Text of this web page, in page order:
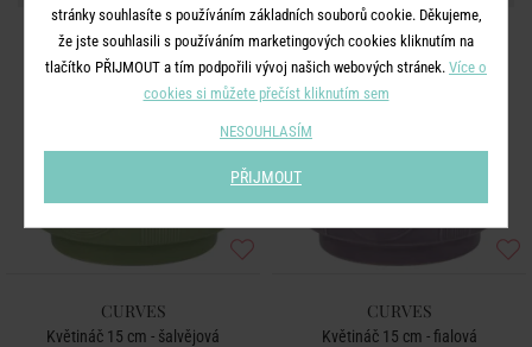
CURVES
Květináč 15 cm - šalvějová
CURVES
Květináč 15 cm - fialová
stránky souhlasíte s používáním základních souborů cookie. Děkujeme,
že jste souhlasili s používáním marketingových cookies kliknutím na
tlačítko PŘIJMOUT a tím podpořili vývoj našich webových stránek. Více o
cookies si můžete přečíst kliknutím sem
NESOUHLASÍM
PŘIJMOUT